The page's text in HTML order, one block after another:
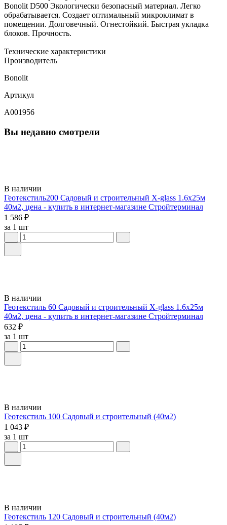
Bonolit D500 Экологически безопасный материал. Легко
обрабатывается. Создает оптимальный микроклимат в
помещении. Долговечный. Огнестойкий. Быстрая укладка
блоков. Прочность.
Технические характеристики
Производитель
Bonolit
Артикул
A001956
Вы недавно смотрели
В наличии
Геотекстиль200 Садовый и строительный X-glass 1.6х25м
40м2, цена - купить в интернет-магазине Стройтерминал
1 586 ₽
за 1 шт
В наличии
Геотекстиль 60 Садовый и строительный X-glass 1.6х25м
40м2, цена - купить в интернет-магазине Стройтерминал
632 ₽
за 1 шт
В наличии
Геотекстиль 100 Садовый и строительный (40м2)
1 043 ₽
за 1 шт
В наличии
Геотекстиль 120 Садовый и строительный (40м2)